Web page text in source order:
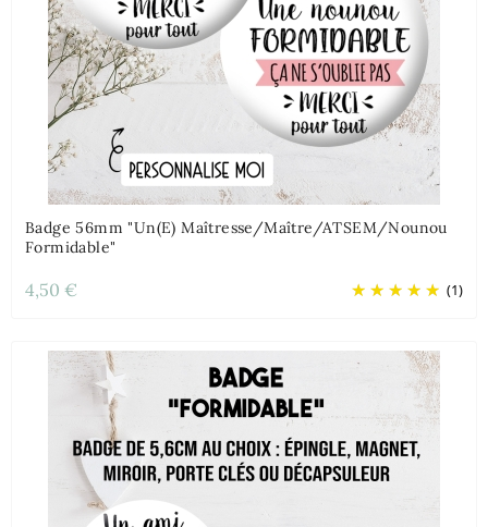
Badge 56mm "Un(e) Maîtresse/Maître/ATSEM/Nounou
Formidable"
(1)
4,50 €